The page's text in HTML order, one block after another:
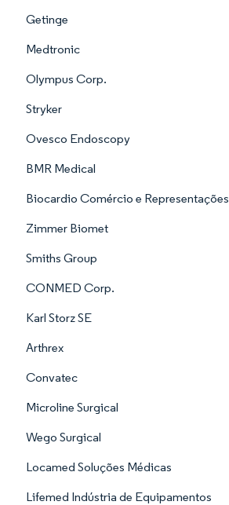
Getinge
Medtronic
Olympus Corp.
Stryker
Ovesco Endoscopy
BMR Medical
Biocardio Comércio e Representações
Zimmer Biomet
Smiths Group
CONMED Corp.
Karl Storz SE
Arthrex
Convatec
Microline Surgical
Wego Surgical
Locamed Soluções Médicas
Lifemed Indústria de Equipamentos